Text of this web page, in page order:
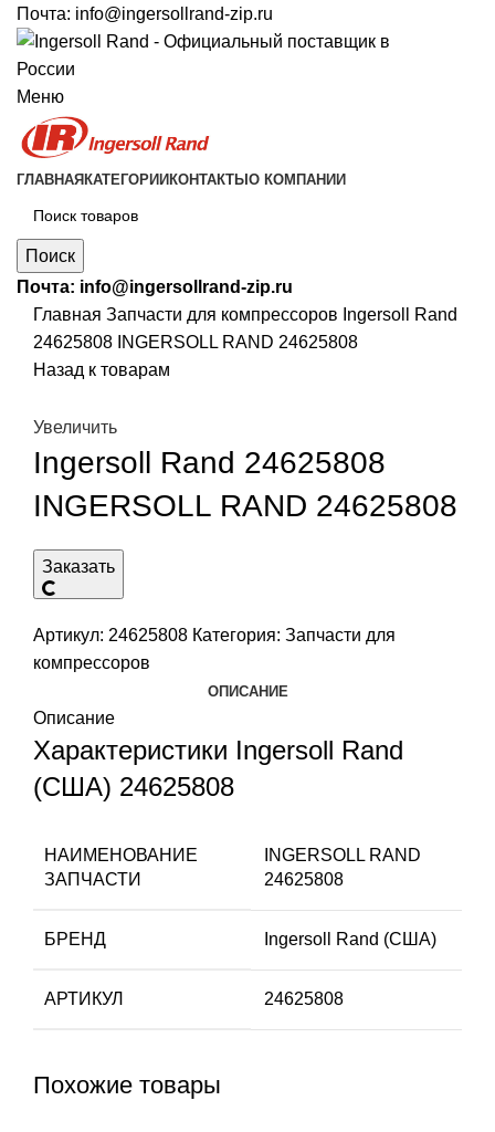
Почта: info@ingersollrand-zip.ru
Меню
ГЛАВНАЯ КАТЕГОРИИ КОНТАКТЫ О КОМПАНИИ
Поиск
Почта: info@ingersollrand-zip.ru
Главная Запчасти для компрессоров Ingersoll Rand
24625808 INGERSOLL RAND 24625808
Назад к товарам
Увеличить
Ingersoll Rand 24625808
INGERSOLL RAND 24625808
Заказать
Артикул: 24625808 Категория: Запчасти для
компрессоров
ОПИСАНИЕ
Описание
Характеристики Ingersoll Rand
(США) 24625808
НАИМЕНОВАНИЕ
ЗАПЧАСТИ
INGERSOLL RAND
24625808
БРЕНД Ingersoll Rand (США)
АРТИКУЛ 24625808
Похожие товары